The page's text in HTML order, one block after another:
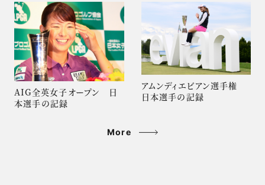
AIG全英女子オープン 日
本選手の記録
アムンディエビアン選手権
日本選手の記録
More